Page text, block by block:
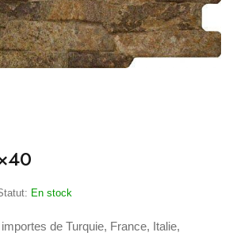
En stock
de Turquie, France, Italie,